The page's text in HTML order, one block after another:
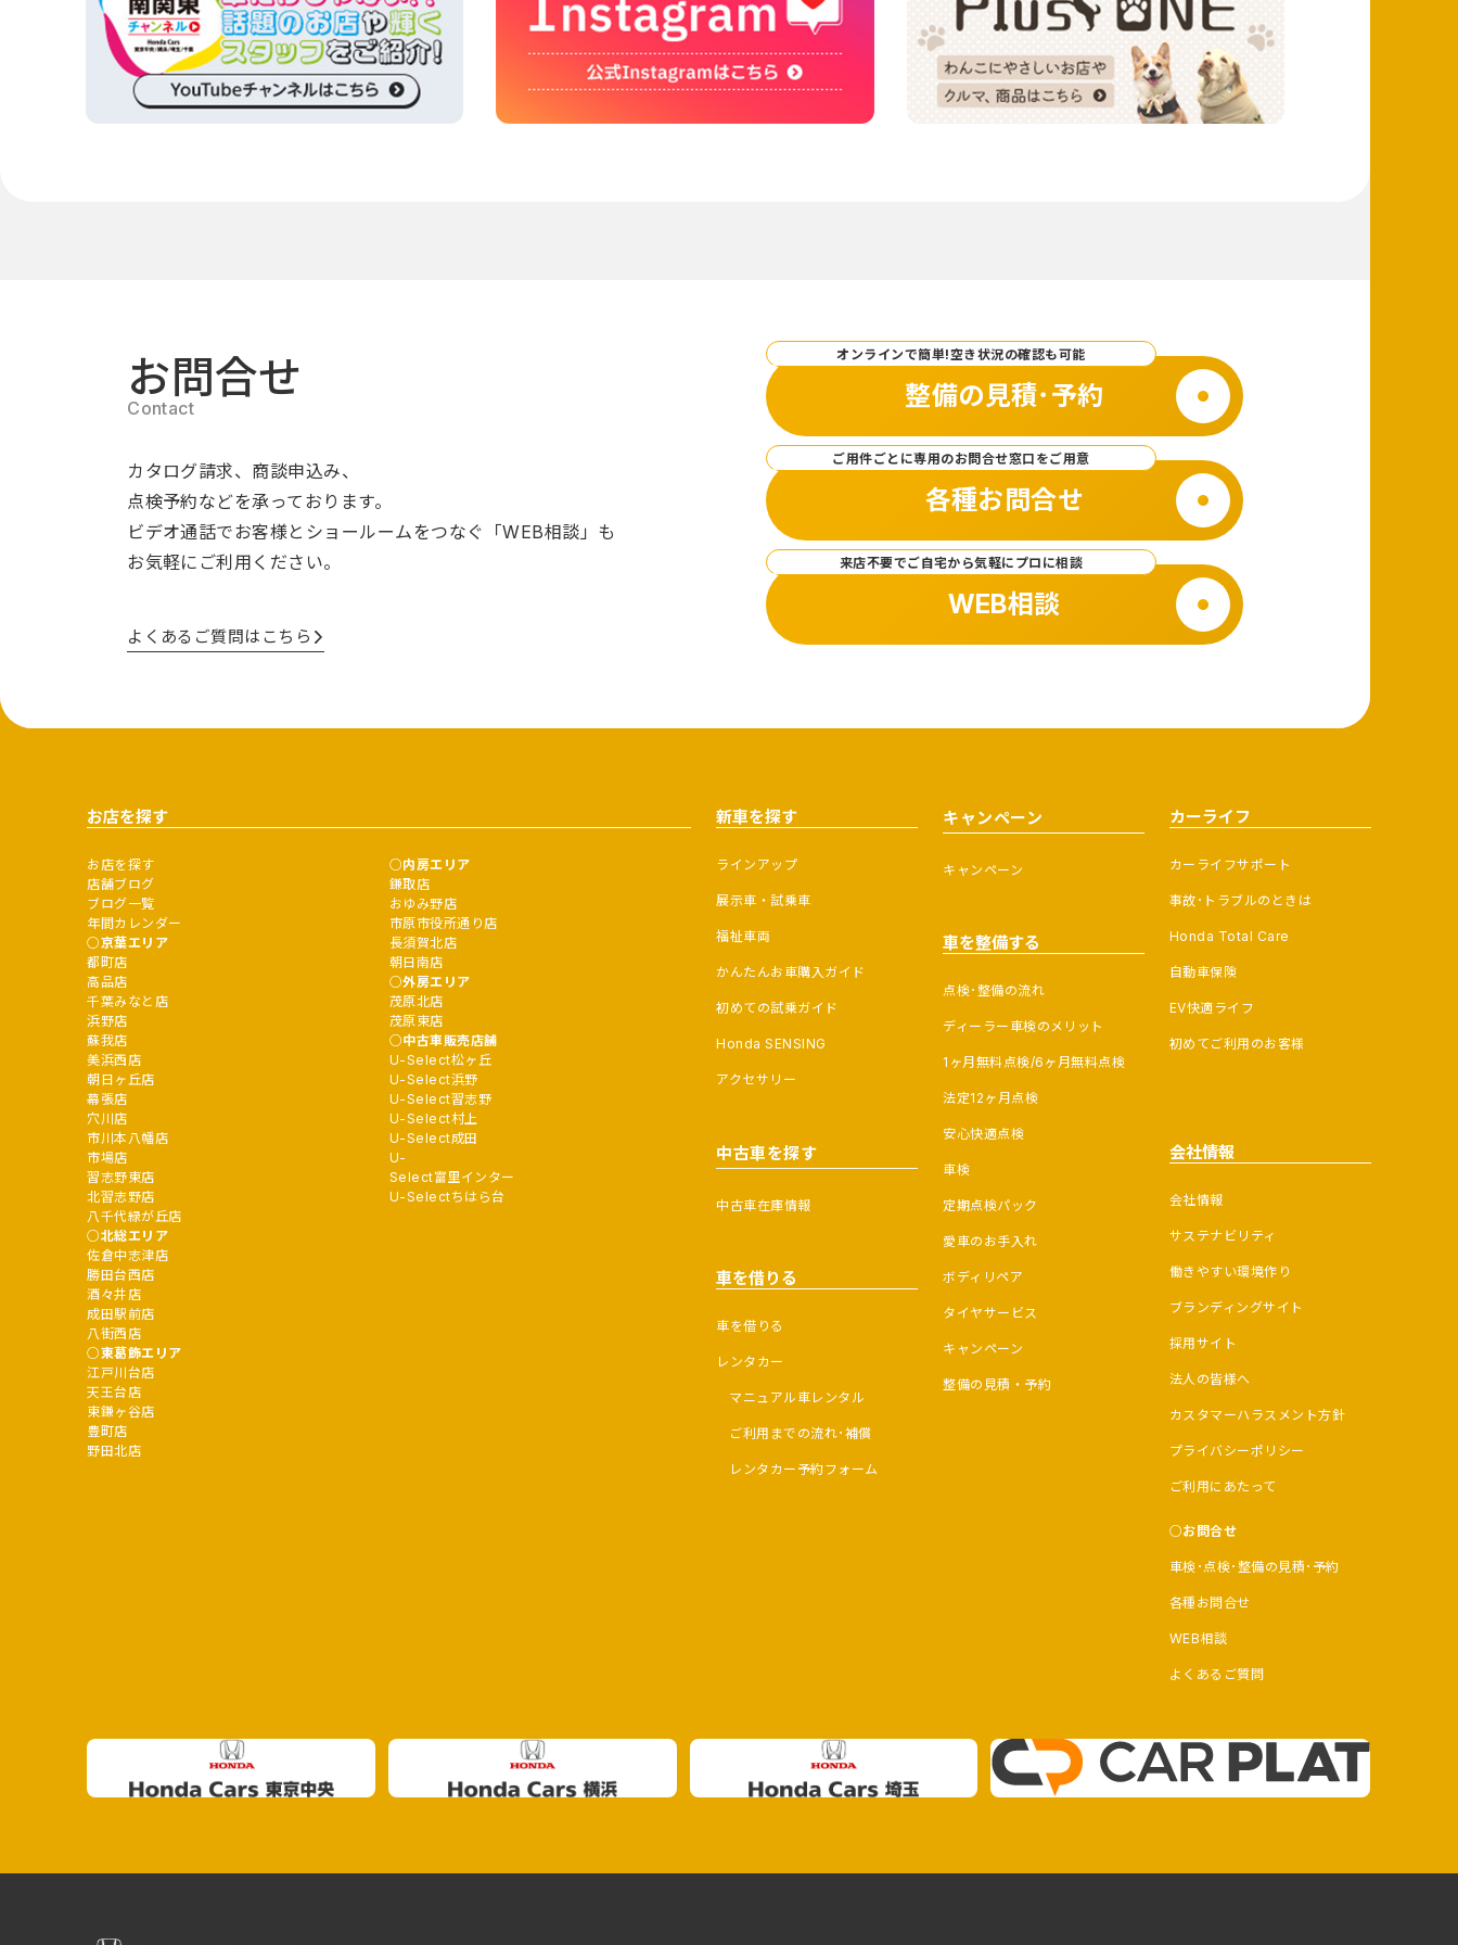
お問合せ
カタログ請求、商談申込み、
点検予約などを承っております。
ビデオ通話でお客様とショールームをつなぐ
「WEB相談」も
お気軽にご利用ください。
よくあるご質問はこちら
オンラインで簡単!空き状況の確認も可能
整備の見積･予約
ご用件ごとに専用のお問合せ窓口をご用意
各種お問合せ
来店不要でご自宅から気軽にプロに相談
WEB相談
お店を探す
お店を探す
店舗ブログ
ブログ一覧
年間カレンダー
京葉エリア
都町店
高品店
千葉みなと店
浜野店
蘇我店
美浜西店
朝日ヶ丘店
幕張店
穴川店
市川本八幡店
市場店
習志野東店
北習志野店
八千代緑が丘店
北総エリア
佐倉中志津店
勝田台西店
酒々井店
成田駅前店
八街西店
東葛飾エリア
江戸川台店
天王台店
東鎌ヶ谷店
豊町店
野田北店
内房エリア
鎌取店
おゆみ野店
市原市役所通り店
長須賀北店
朝日南店
外房エリア
茂原北店
茂原東店
中古車販売店舗
U-Select松ヶ丘
U-Select浜野
U-Select習志野
U-Select村上
U-Select成田
U-
Select富里インター
U-Selectちはら台
新車を探す
ラインアップ
展示車・試乗車
福祉車両
かんたんお車購入ガイド
初めての試乗ガイド
Honda SENSING
アクセサリー
中古車を探す
中古車在庫情報
車を借りる
車を借りる
レンタカー
マニュアル車レンタル
ご利用までの流れ･補償
レンタカー予約フォーム
キャンペーン
キャンペーン
車を整備する
点検･整備の流れ
ディーラー車検のメリット
1ヶ月無料点検/6ヶ月無料点検
法定12ヶ月点検
安心快適点検
車検
定期点検パック
愛車のお手入れ
ボディリペア
タイヤサービス
キャンペーン
整備の見積・予約
カーライフ
カーライフサポート
事故･トラブルのときは
Honda Total Care
自動車保険
EV快適ライフ
初めてご利用のお客様
会社情報
会社情報
サステナビリティ
働きやすい環境作り
ブランディングサイト
採用サイト
法人の皆様へ
カスタマーハラスメント方針
プライバシーポリシー
ご利用にあたって
お問合せ
車検･点検･整備の見積･予約
各種お問合せ
WEB相談
よくあるご質問